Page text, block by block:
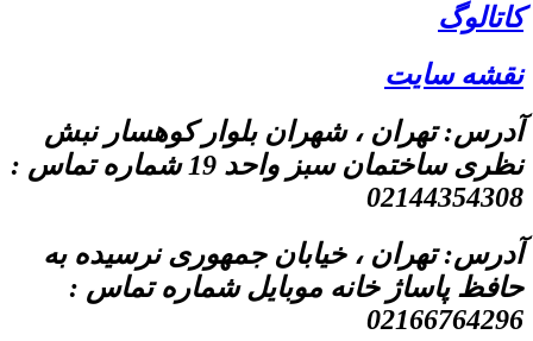
کاتالوگ
نقشه سایت
آدرس: تهران ، شهران بلوار کوهسار نبش
نظری ساختمان سبز واحد 19 شماره تماس :
02144354308
آدرس: تهران ، خیابان جمهوری نرسیده به
حافظ پاساژ خانه موبایل شماره تماس :
02166764296